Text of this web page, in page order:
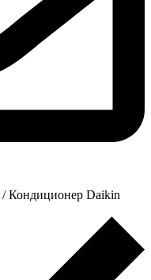
/ Кондиционер Daikin